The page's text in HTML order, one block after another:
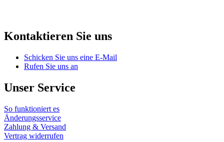
Kontaktieren Sie uns
Schicken Sie uns eine E-Mail
Rufen Sie uns an
Unser Service
So funktioniert es
Änderungsservice
Zahlung & Versand
Vertrag widerrufen